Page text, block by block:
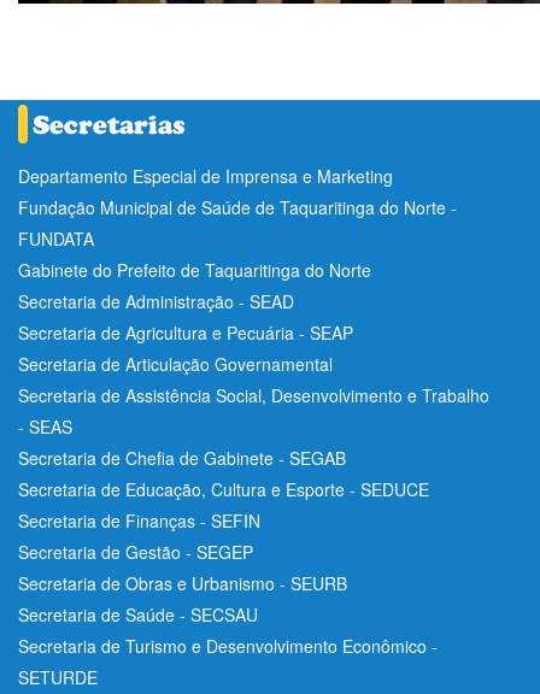
Departamento Especial de Imprensa e Marketing
Fundação Municipal de Saúde de Taquaritinga do Norte -
FUNDATA
Gabinete do Prefeito de Taquaritinga do Norte
Secretaria de Administração - SEAD
Secretaria de Agricultura e Pecuária - SEAP
Secretaria de Articulação Governamental
Secretaria de Assistência Social, Desenvolvimento e Trabalho
- SEAS
Secretaria de Chefia de Gabinete - SEGAB
Secretaria de Educação, Cultura e Esporte - SEDUCE
Secretaria de Finanças - SEFIN
Secretaria de Gestão - SEGEP
Secretaria de Obras e Urbanismo - SEURB
Secretaria de Saúde - SECSAU
Secretaria de Turismo e Desenvolvimento Econômico -
SETURDE